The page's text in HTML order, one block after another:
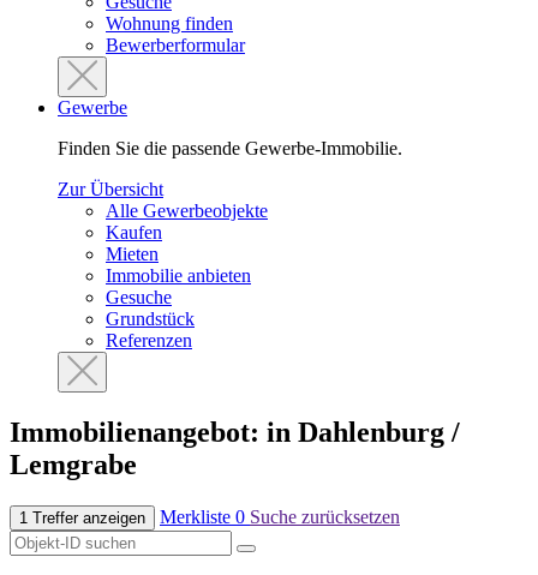
Wohnung finden
Bewerberformular
Gewerbe
Finden Sie die passende Gewerbe-Immobilie.
Zur Übersicht
Alle Gewerbeobjekte
Kaufen
Mieten
Immobilie anbieten
Gesuche
Grundstück
Referenzen
Immobilien­angebot: in Dahlenburg /
Lemgrabe
1 Treffer anzeigen Merkliste 0 Suche zurücksetzen